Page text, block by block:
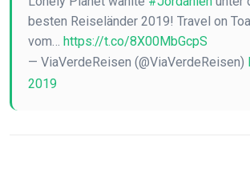
besten Reiseländer 2019! Travel on
vom… https://t.co/8X00MbGcpS
— ViaVerdeReisen (@ViaVerdeReisen)
2019